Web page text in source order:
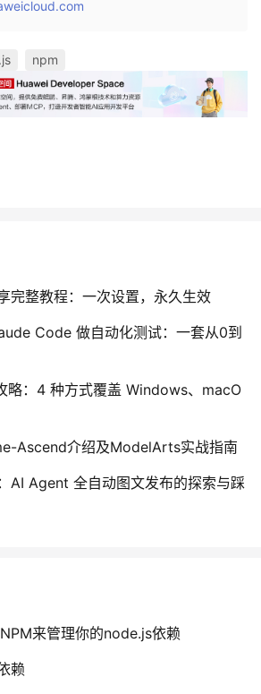
npm
完整教程：一次设置，永久生效
Code 做自动化测试：一套从0到
略：4 种方式覆盖 Windows、macO
Ascend介绍及ModelArts实战指南
AI Agent 全自动图文发布的探索与踩
来管理你的node.js依赖
赖